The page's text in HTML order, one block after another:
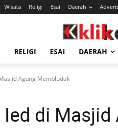
Wisata Religi Esai Daerah
RELIGI ESAI DAERAH
Agung Membludak
di Masjid